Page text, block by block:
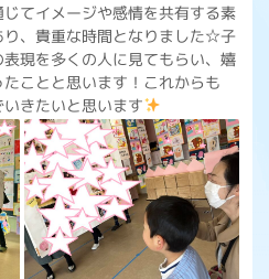
てイメージや感情を共有する素
、貴重な時間となりました☆子
現を多くの人に見てもらい、嬉
ことと思います！これからも
きたいと思います